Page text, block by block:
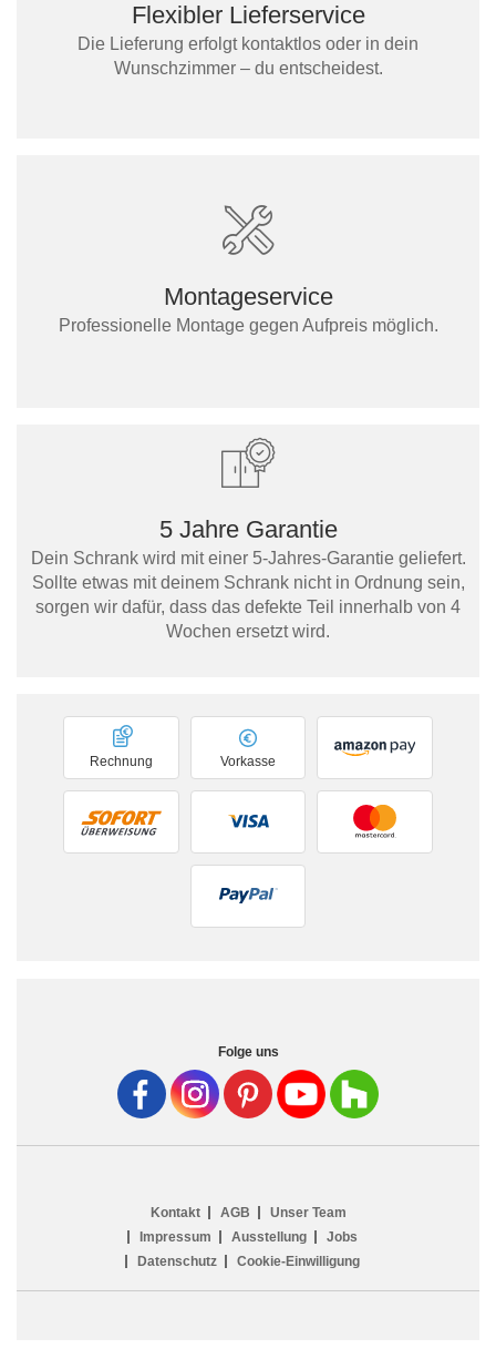
Flexibler Lieferservice
Die Lieferung erfolgt kontaktlos oder in dein
Wunschzimmer – du entscheidest.
Montageservice
Professionelle Montage gegen Aufpreis möglich.
5 Jahre Garantie
Dein Schrank wird mit einer 5-Jahres-Garantie geliefert.
Sollte etwas mit deinem Schrank nicht in Ordnung sein,
sorgen wir dafür, dass das defekte Teil innerhalb von 4
Wochen ersetzt wird.
Vorkasse
Rechnung
Folge uns
Kontakt AGB
Unser Team
Impressum
Ausstellung
Jobs
Datenschutz
Cookie-Einwilligung